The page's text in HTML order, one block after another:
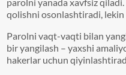
qolishni osonlashtiradi,
Parolni vaqt-vaqti bilan
bir yangilash – yaxshi
hakerlar uchun